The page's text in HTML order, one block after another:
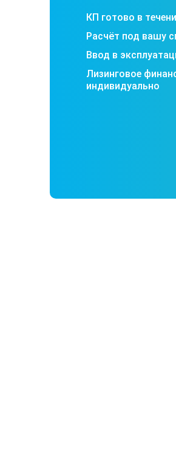
КП готово в
Расчёт под вашу
Ввод в
Лизинговое
индивидуально